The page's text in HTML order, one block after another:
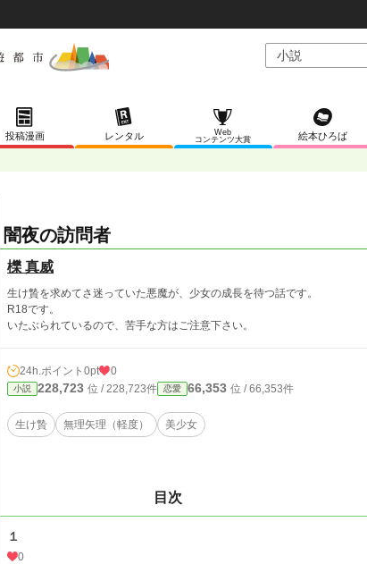
投稿漫画 レンタル
Web
コンテンツ大賞
絵本ひろば
闇夜の訪問者
櫟 真威
生け贄を求めてさ迷っていた悪魔が、少女の成長を待つ話です。
R18です。
いたぶられているので、苦手な方はご注意下さい。
24h.ポイント 0pt 0
小説 228,723 位 / 228,723件 恋愛 66,353 位 / 66,353件
生け贄 無理矢理（軽度） 美少女
目次
１
0